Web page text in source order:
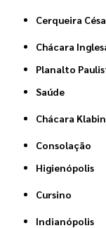
Cerqueira
Chácara
Planalto
Saúde
Chácara Klabin
Consolação
Higienópolis
Cursino
Indianópolis